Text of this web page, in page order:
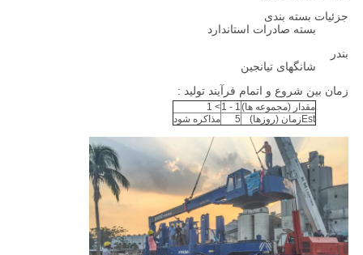
جزئیات بسته بندی
بسته صادرات استاندارد
بندر
شانگهای تیانجین
زمان بین شروع و اتمام فرآیند تولید :
مقدار (مجموعه ها)1 - 1
> 1
Estزمان (روزها)
5 مذاکره شود